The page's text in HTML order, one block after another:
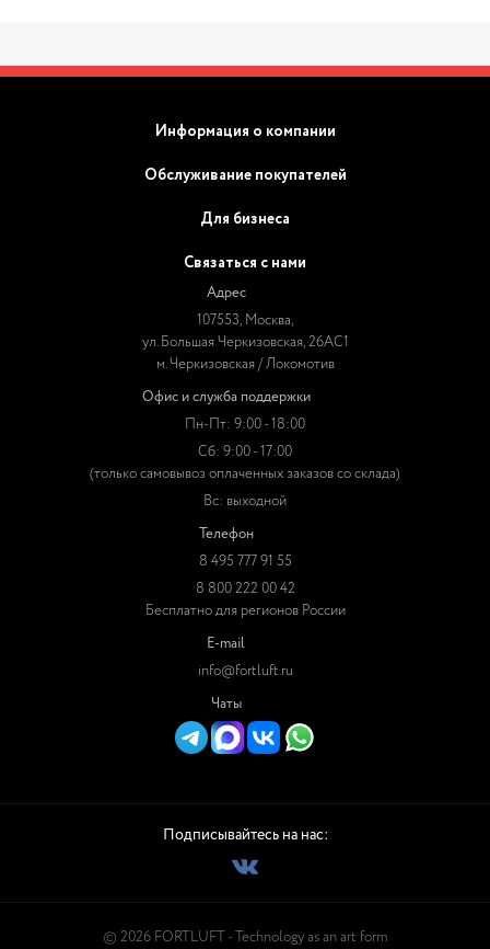
Информация о компании
Обслуживание покупателей
Для бизнеса
Связаться с нами
Адрес
107553, Москва,
ул. Большая Черкизовская, 26АС1
м. Черкизовская / Локомотив
Офис и служба поддержки
Пн-Пт: 9:00 - 18:00
Сб: 9:00 - 17:00
(только самовывоз оплаченных заказов со склада)
Вс: выходной
Телефон
8 495 777 91 55
8 800 222 00 42
Бесплатно для регионов России
E-mail
info@fortluft.ru
Чаты
Подписывайтесь на нас:
© 2026 FORTLUFT - Technology as an art form